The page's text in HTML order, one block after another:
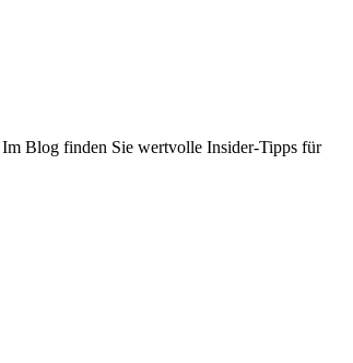
Blog finden Sie wertvolle Insider-Tipps für